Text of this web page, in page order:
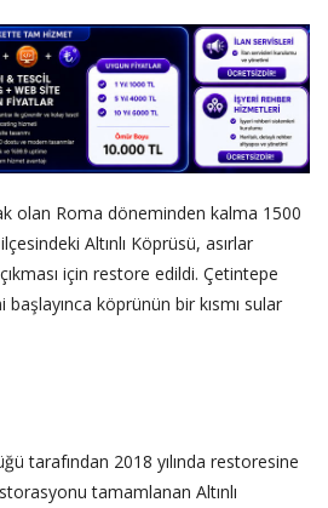
olan Roma döneminden kalma 1500
ilçesindeki Altınlı Köprüsü, asırlar
için restore edildi. Çetintepe
başlayınca köprünün bir kısmı sular
tarafından 2018 yılında restoresine
tamamlanan Altınlı